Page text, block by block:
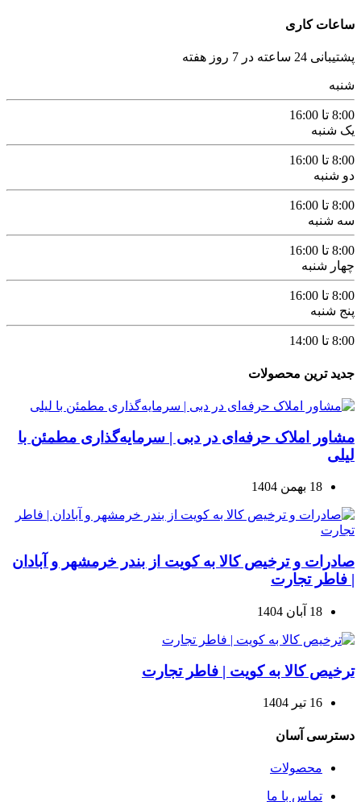
ساعات کاری
پشتیبانی 24 ساعته در 7 روز هفته
شنبه
8:00 تا 16:00
یک شنبه
8:00 تا 16:00
دو شنبه
8:00 تا 16:00
سه شنبه
8:00 تا 16:00
چهار شنبه
8:00 تا 16:00
پنج شنبه
8:00 تا 14:00
جدید ترین محصولات
مشاور املاک حرفه‌ای در دبی | سرمایه‌گذاری مطمئن با
لیلی
18 بهمن 1404
صادرات و ترخیص کالا به کویت از بندر خرمشهر و آبادان
| فاطر تجارت
18 آبان 1404
ترخیص کالا به کویت | فاطر تجارت
16 تیر 1404
دسترسی آسان
محصولات
تماس با ما